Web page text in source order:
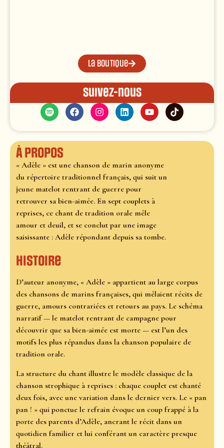
La boutique
Suivez-nous
À propos
« Adèle » est une chanson de marin anonyme
du répertoire traditionnel français, qui suit un
jeune matelot rentrant de guerre pour
retrouver sa bien-aimée. En sept couplets à
reprises, ce chant de tradition orale mêle
amour et deuil, et se conclut par une image
saisissante : Adèle répondant depuis sa tombe.
Histoire
D’auteur anonyme, « Adèle » appartient au large corpus
des chansons de marins françaises, qui mêlaient récits de
guerre, amours contrariées et retours au pays. Le schéma
narratif — le matelot rentrant de campagne pour
découvrir que sa bien-aimée est morte — est l’un des
motifs les plus répandus dans la chanson populaire de
tradition orale.
La structure du chant illustre le modèle classique de la
chanson strophique à reprises : chaque couplet est chanté
deux fois, avec une variation dans le dernier vers. Le « pan
pan ! » qui ponctue le refrain évoque un coup frappé à la
porte des parents d’Adèle, ancrant le récit dans un
quotidien familier et lui conférant un caractère presque
théâtral.